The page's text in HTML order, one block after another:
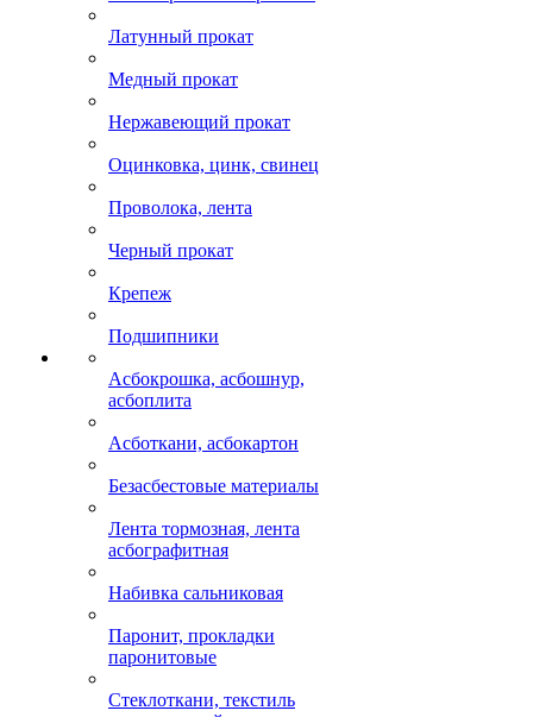
Латунный прокат
Медный прокат
Нержавеющий прокат
Оцинковка, цинк, свинец
Проволока, лента
Черный прокат
Крепеж
Подшипники
Асбокрошка, асбошнур,
асбоплита
Асботкани, асбокартон
Безасбестовые материалы
Лента тормозная, лента
асбографитная
Набивка сальниковая
Паронит, прокладки
паронитовые
Стеклоткани, текстиль